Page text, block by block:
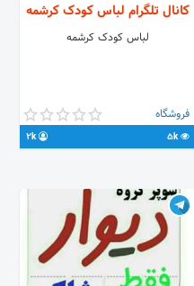
کانال تلگرام لباس کودک کرشمه
لباس کودک کرشمه
فروشگاه
5k
2k